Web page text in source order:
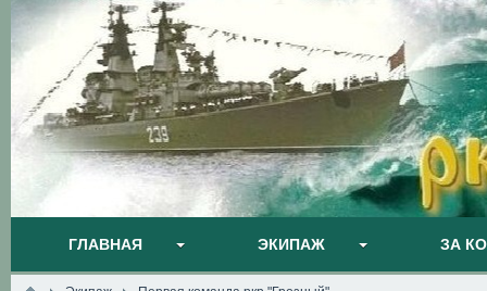
ГЛАВНАЯ ЭКИПАЖ ЗА